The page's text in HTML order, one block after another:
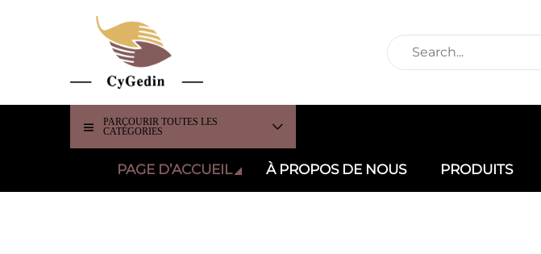
PARCOURIR TOUTES LES
CATÉGORIES
PAGE D’ACCUEIL À PROPOS DE NOUS PRODUITS